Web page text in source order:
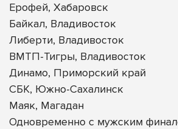
Ерофей, Хабаровск
Байкал, Владивосток
Либерти, Владивосток
ВМТП-Тигры, Владивосток
Динамо, Приморский край
СБК, Южно-Сахалинск
Маяк, Магадан
Одновременно с мужским